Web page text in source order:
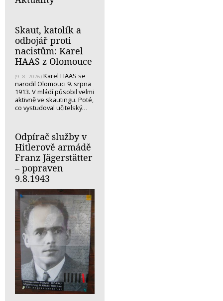
Skaut, katolík a
odbojář proti
nacistům: Karel
HAAS z Olomouce
(9. 8. 2026) Karel HAAS se
narodil Olomouci 9. srpna
1913. V mládí působil velmi
aktivně ve skautingu. Poté,
co vystudoval učitelský…
Odpírač služby v
Hitlerově armádě
Franz Jägerstätter
– popraven
9.8.1943